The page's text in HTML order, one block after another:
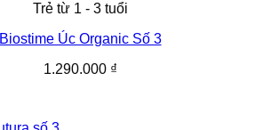
Trẻ từ 1 - 3 tuổi
Biostime Úc Organic Số 3
1.290.000 ₫